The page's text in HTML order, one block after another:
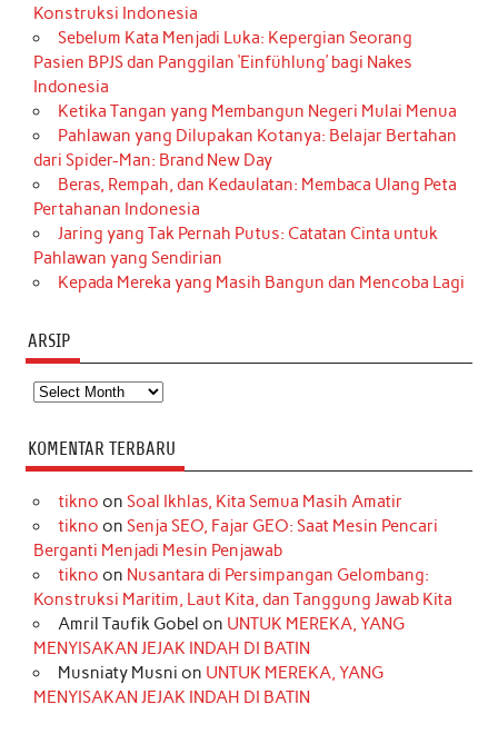
Konstruksi Indonesia
Sebelum Kata Menjadi Luka: Kepergian Seorang
Pasien BPJS dan Panggilan ‘Einfühlung’ bagi Nakes
Indonesia
Ketika Tangan yang Membangun Negeri Mulai Menua
Pahlawan yang Dilupakan Kotanya: Belajar Bertahan
dari Spider-Man: Brand New Day
Beras, Rempah, dan Kedaulatan: Membaca Ulang Peta
Pertahanan Indonesia
Jaring yang Tak Pernah Putus: Catatan Cinta untuk
Pahlawan yang Sendirian
Kepada Mereka yang Masih Bangun dan Mencoba Lagi
ARSIP
Arsip
KOMENTAR TERBARU
tikno on Soal Ikhlas, Kita Semua Masih Amatir
tikno on Senja SEO, Fajar GEO: Saat Mesin Pencari
Berganti Menjadi Mesin Penjawab
tikno on Nusantara di Persimpangan Gelombang:
Konstruksi Maritim, Laut Kita, dan Tanggung Jawab Kita
Amril Taufik Gobel on UNTUK MEREKA, YANG
MENYISAKAN JEJAK INDAH DI BATIN
Musniaty Musni on UNTUK MEREKA, YANG
MENYISAKAN JEJAK INDAH DI BATIN